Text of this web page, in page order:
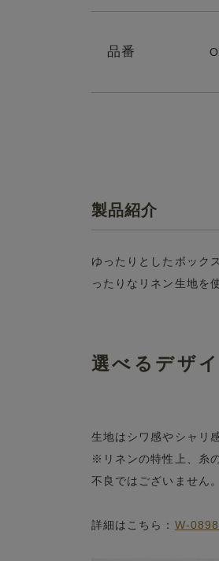
品番
製品紹介
ゆったりとしたボック
ったりなリネン生地を
選べるデザ
生地はシワ感やシャリ
※リネンの特性上、糸
不良ではございません。
詳細はこちら： W-